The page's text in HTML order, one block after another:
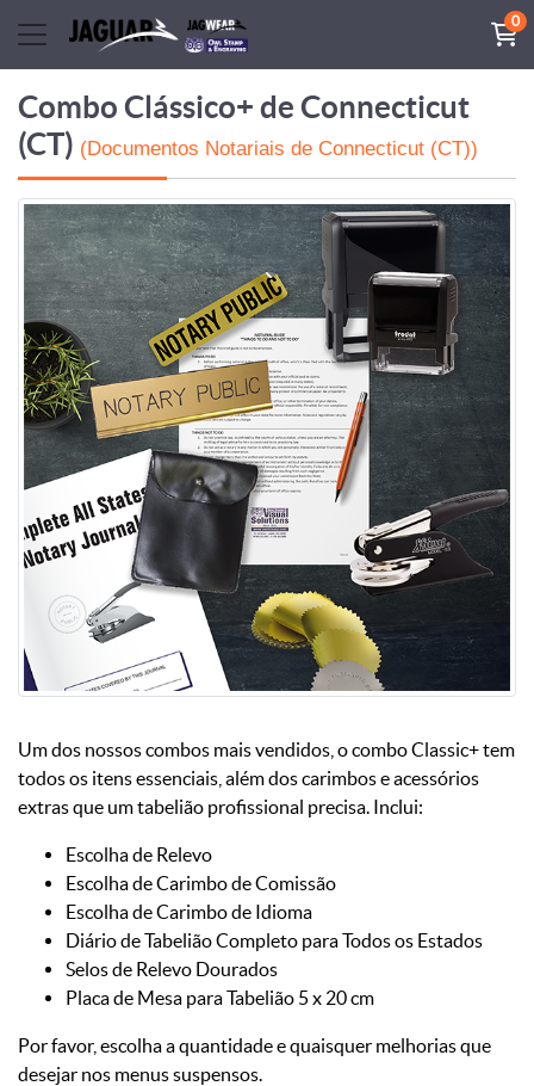
0
Combo Clássico+ de Connecticut
(CT) (Documentos Notariais de Connecticut (CT))
Um dos nossos combos mais vendidos, o combo Classic+ tem
todos os itens essenciais, além dos carimbos e acessórios
extras que um tabelião profissional precisa. Inclui:
Escolha de Relevo
Escolha de Carimbo de Comissão
Escolha de Carimbo de Idioma
Diário de Tabelião Completo para Todos os Estados
Selos de Relevo Dourados
Placa de Mesa para Tabelião 5 x 20 cm
Por favor, escolha a quantidade e quaisquer melhorias que
desejar nos menus suspensos.